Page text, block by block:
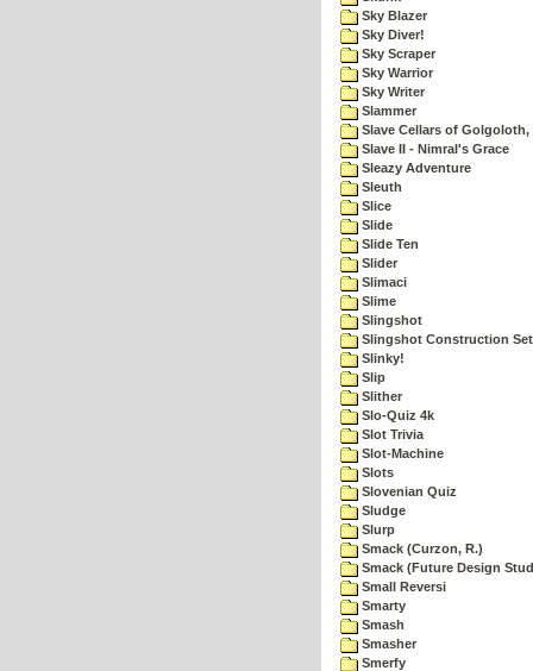
Sky Blazer
Sky Diver!
Sky Scraper
Sky Warrior
Sky Writer
Slammer
Slave Cellars of Golgoloth,
Slave II - Nimral's Grace
Sleazy Adventure
Sleuth
Slice
Slide
Slide Ten
Slider
Slimaci
Slime
Slingshot
Slingshot Construction Set
Slinky!
Slip
Slither
Slo-Quiz 4k
Slot Trivia
Slot-Machine
Slots
Slovenian Quiz
Sludge
Slurp
Smack (Curzon, R.)
Smack (Future Design
Small Reversi
Smarty
Smash
Smasher
Smerfy